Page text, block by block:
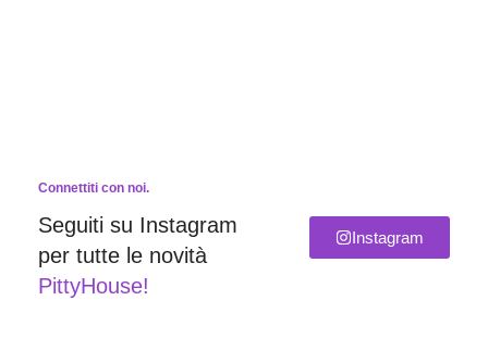
Connettiti con noi.
Seguiti su Instagram
per tutte le novità
PittyHouse!
Instagram